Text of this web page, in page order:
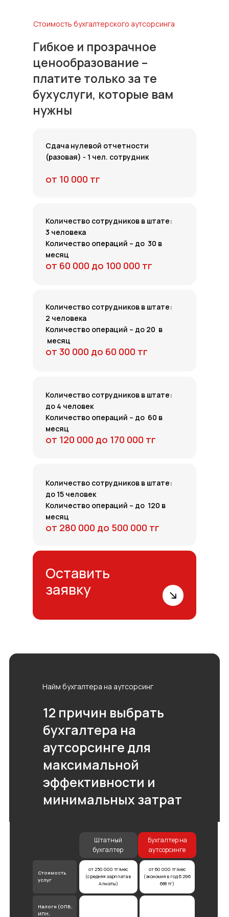
Гибкое и прозрачное
ценообразование –
платите только за те
бухуслуги, которые вам
нужны
Стоимость бухгалтерского аутсорсинга
Оставить
заявку
Сдача нулевой отчетности
(разовая) - 1 чел. сотрудник
от 10 000 тг
Количество сотрудников в штате:
2 человека
Количество операций – до 20 в
месяц
от 30 000 до 60 000 тг
Количество сотрудников в штате:
3 человека
Количество операций – до 30 в
месяц
от 60 000 до 100 000 тг
Количество сотрудников в штате:
до 4 человек
Количество операций – до 60 в
месяц
от 120 000 до 170 000 тг
Количество сотрудников в штате:
до 15 человек
Количество операций – до 120 в
месяц
от 280 000 до 500 000 тг
12 причин выбрать
бухгалтера на
аутсорсинге для
максимальной
эффективности и
минимальных затрат
Найм бухгалтера на аутсорсинг
Штатный
бухгалтер
Бухгалтер на
аутсорсинге
Стоимость
услуг
от 250 000 тг/мес
(средняя зарплата в
Алматы)
от 60 000 тг/мес
(экономия в год 6 296
688 тг)
Налоги (ОПВ,
ИПН,